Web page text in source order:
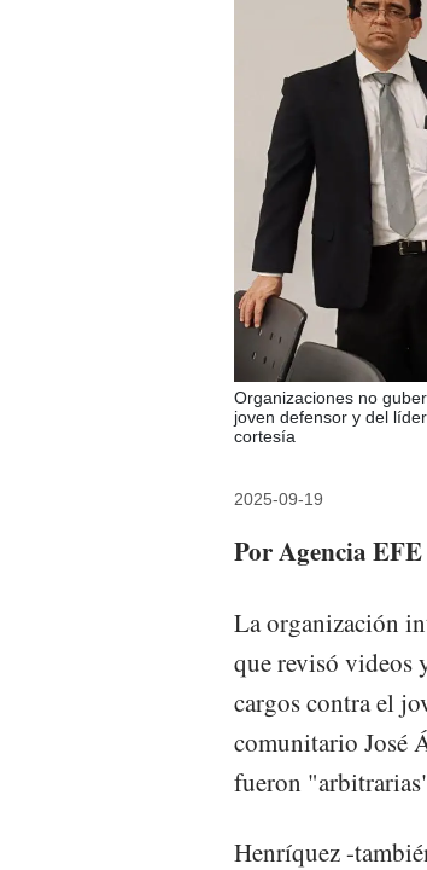
Organizaciones no
joven defensor y del
cortesía
2025-09-19
Por Agencia EFE
La organización
que revisó videos
cargos contra el
comunitario José
fueron
Henríquez -